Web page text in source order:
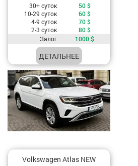
Стоимость, в зависимости от периода аренды
30+ суток 50 $
10-29 суток
60 $
4-9 суток
70 $
2-3 суток
80 $
Залог
1000 $
ДЕТАЛЬНЕЕ
Volkswagen Atlas NEW